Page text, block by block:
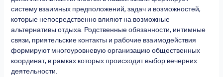
систему взаимных предположений, задач и возможностей,
которые непосредственно влияют на возможные
альтернативы отдыха. Родственные обязанности, интимные
связи, приятельские контакты и рабочие взаимодействия
формируют многоуровневую организацию общественных
координат, в рамках которых происходит выбор вечерних
деятельности.